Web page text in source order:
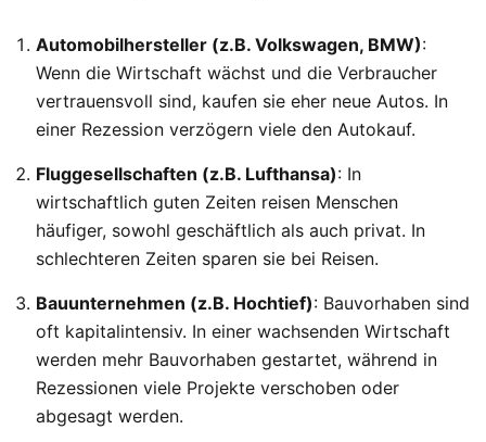
Automobilhersteller (z.B. Volkswagen, BMW):
Wenn die Wirtschaft wächst und die Verbraucher
vertrauensvoll sind, kaufen sie eher neue Autos. In
einer Rezession verzögern viele den Autokauf.
Fluggesellschaften (z.B. Lufthansa): In
wirtschaftlich guten Zeiten reisen Menschen
häufiger, sowohl geschäftlich als auch privat. In
schlechteren Zeiten sparen sie bei Reisen.
Bauunternehmen (z.B. Hochtief): Bauvorhaben sind
oft kapitalintensiv. In einer wachsenden Wirtschaft
werden mehr Bauvorhaben gestartet, während in
Rezessionen viele Projekte verschoben oder
abgesagt werden.